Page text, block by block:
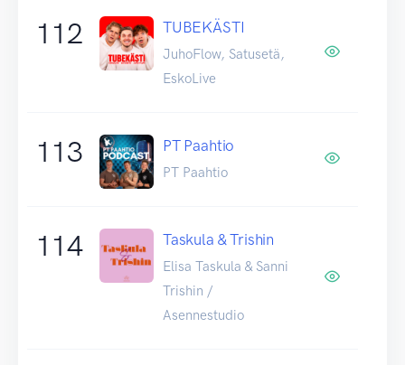
112 TUBEKÄSTI
JuhoFlow, Satusetä,
EskoLive
113 PT Paahtio
PT Paahtio
114 Taskula & Trishin
Elisa Taskula & Sanni
Trishin /
Asennestudio